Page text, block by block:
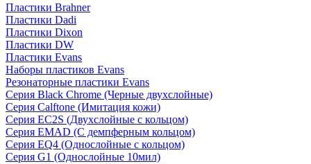
Пластики Brahner
Пластики Dadi
Пластики Dixon
Пластики DW
Пластики Evans
Наборы пластиков Evans
Резонаторные пластики Evans
Серия Black Chrome (Черные двухслойные)
Серия Calftone (Имитация кожи)
Серия EC2S (Двухслойные с кольцом)
Серия EMAD (С демпферным кольцом)
Серия EQ4 (Однослойные с кольцом)
Серия G1 (Однослойные 10мил)